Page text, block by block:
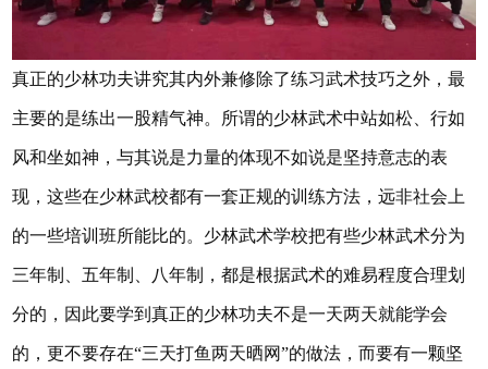
真正的少林功夫讲究其内外兼修除了练习武术技巧之外，最
主要的是练出一股精气神。所谓的少林武术中站如松、行如
风和坐如神，与其说是力量的体现不如说是坚持意志的表
现，这些在少林武校都有一套正规的训练方法，远非社会上
的一些培训班所能比的。少林武术学校把有些少林武术分为
三年制、五年制、八年制，都是根据武术的难易程度合理划
分的，因此要学到真正的少林功夫不是一天两天就能学会
的，更不要存在“三天打鱼两天晒网”的做法，而要有一颗坚